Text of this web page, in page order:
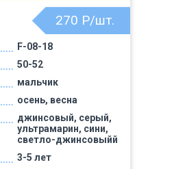
F-08-18
50-52
мальчик
осень, весна
джинсовый, серый,
ультрамарин, сини,
светло-джинсовыйй
3-5 лет
270 Р/шт.